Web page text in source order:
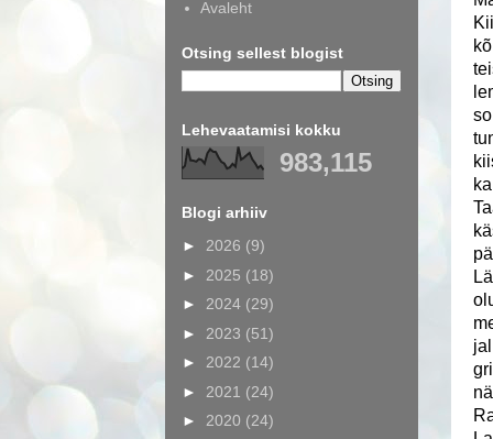
Avaleht
Otsing sellest blogist
Lehevaatamisi kokku
983,115
Blogi arhiiv
► 2026 (9)
► 2025 (18)
► 2024 (29)
► 2023 (51)
► 2022 (14)
► 2021 (24)
► 2020 (24)